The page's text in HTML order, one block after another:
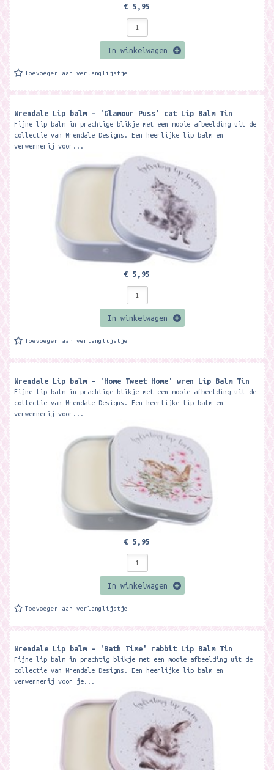
€ 5,95
In winkelwagen
Toevoegen aan verlanglijstje
Wrendale Lip balm - 'Glamour Puss' cat Lip Balm Tin
Fijne lip balm in prachtige blikje met een mooie afbeelding uit de
collectie van Wrendale Designs. Een heerlijke lip balm en
verwennerij voor...
€ 5,95
In winkelwagen
Toevoegen aan verlanglijstje
Wrendale Lip balm - 'Home Tweet Home' wren Lip Balm Tin
Fijne lip balm in prachtige blikje met een mooie afbeelding uit de
collectie van Wrendale Designs. Een heerlijke lip balm en
verwennerij voor...
€ 5,95
In winkelwagen
Toevoegen aan verlanglijstje
Wrendale Lip balm - 'Bath Time' rabbit Lip Balm Tin
Fijne lip balm in prachtig blikje met een mooie afbeelding uit de
collectie van Wrendale Designs. Een heerlijke lip balm en
verwennerij voor je...